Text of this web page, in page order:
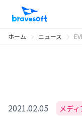
ホーム ニュース
2021.02.05 メデ